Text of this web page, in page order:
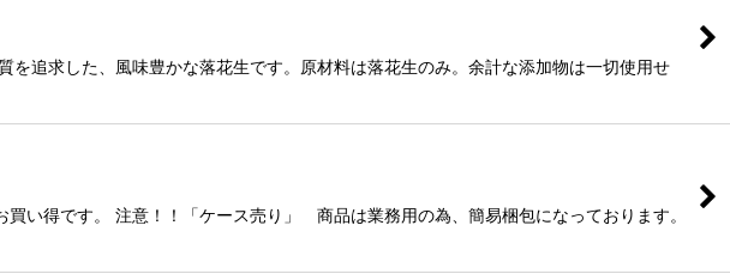
追求した、風味豊かな落花生です。原材料は落花生のみ。余計な添加物は一切使用せ
い得です。 注意！！「ケース売り」 商品は業務用の為、簡易梱包になっております。